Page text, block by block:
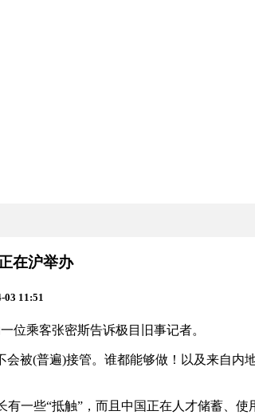
在沪举办
03 11:51
乘客张密斯告诉极目旧事记者。
(普遍)接管。谁都能够做！以及来自内
些“抵触”，而且中国正在人才储蓄、使